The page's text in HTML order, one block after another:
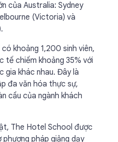
của Australia: Sydney
(Victoria) và
khoảng 1,200 sinh viên,
tế chiếm khoảng 35% với
gia khác nhau. Đây là
đa văn hóa thực sự,
cầu của ngành khách
The Hotel School được
phương pháp giảng dạy